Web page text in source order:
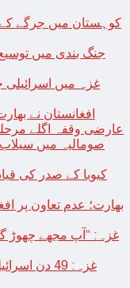
جنگ بندی میں
غزہ میں
افغانستان نے
عارضی وقفہ اگلے
کیوبا کے صدر کی
بھارت؛ عدم تعاون پر
غزہ: “آپ مجھے چھوڑ
غزہ: 49 دن